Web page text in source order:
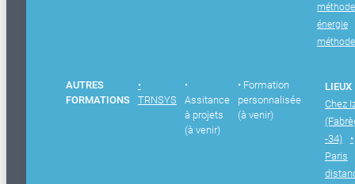
méthode
énergie
AUTRES
FORMATIONS
•
TRNSYS
•
Assitance
à projets
(à venir)
• Formation
personnalisée
(à venir)
LIEUX
Chez
-34)
•
Paris